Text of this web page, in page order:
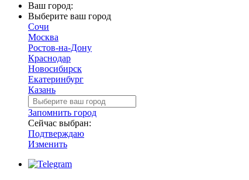
Ваш город:
Выберите ваш город
Сочи
Москва
Ростов-на-Дону
Краснодар
Новосибирск
Екатеринбург
Казань
Запомнить город
Сейчас выбран:
Подтверждаю
Изменить